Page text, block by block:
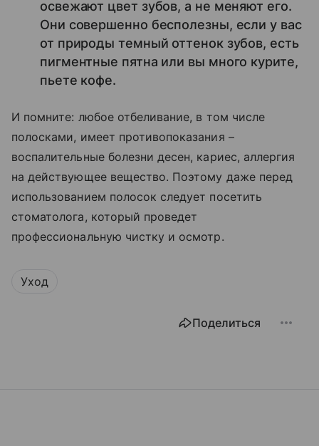
освежают цвет зубов, а не меняют его.
Они совершенно бесполезны, если у вас
от природы темный оттенок зубов, есть
пигментные пятна или вы много курите,
пьете кофе.
И помните: любое отбеливание, в том числе
полосками, имеет противопоказания –
воспалительные болезни десен, кариес, аллергия
на действующее вещество. Поэтому даже перед
использованием полосок следует посетить
стоматолога, который проведет
профессиональную чистку и осмотр.
Уход
Поделиться